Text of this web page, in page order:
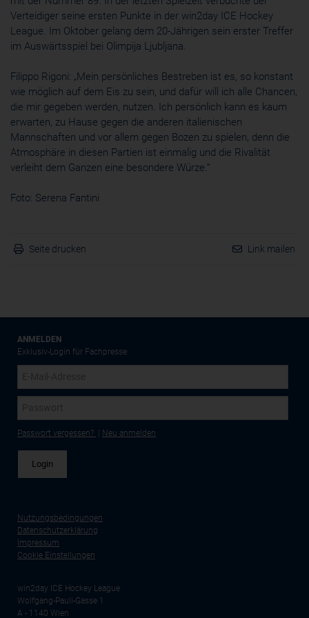
Verteidiger seine ersten Punkte in der win2day ICE Hockey
League. Im Oktober gelang dem 20-Jährigen sein erster Treffer
im Auswärtsspiel bei Olimpija Ljubljana.
Filippo Rigoni: „Mein persönliches Bestreben ist es, so konstant
wie möglich auf dem Eis zu sein, und dafür will ich alle Chancen,
die mir gegeben werden, nutzen. Ich persönlich kann es kaum
erwarten, zu Hause gegen die anderen italienischen
Mannschaften und vor allem gegen Bozen zu spielen, denn die
Atmosphäre in diesen Partien ist einmalig und die Rivalität
verleiht dem Ganzen eine besondere Würze.“
Foto: Serena Fantini
Seite drucken Link mailen
ANMELDEN
Exklusiv-Login für Fachpresse:
Passwort vergessen? | Neu anmelden
Nutzungsbedingungen
Datenschutzerklärung
Impressum
Cookie Einstellungen
win2day ICE Hockey League
Wolfgang-Pauli-Gasse 1
A - 1140 Wien
Cookie
ahoy_*
powrio.com
www.powrio.com
Cookies der eingeblendeten sozialen Medien werden gesetzt